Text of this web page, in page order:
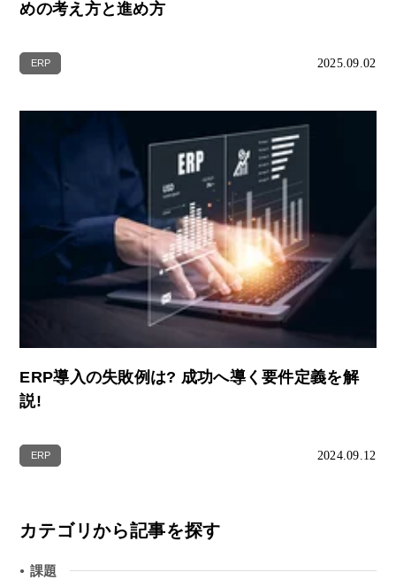
めの考え方と進め方
ERP 2025.09.02
ERP導入の失敗例は? 成功へ導く要件定義を解
説!
ERP 2024.09.12
カテゴリから記事を探す
● 課題